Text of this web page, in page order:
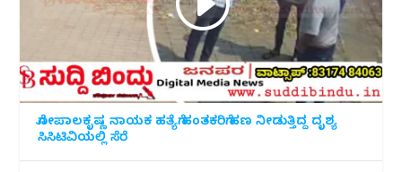
ಗೋಪಾಲಕೃಷ್ಣ ನಾಯಕ ಹತ್ಯೆಗೆ ಹಂತಕರಿಗೆ ಹಣ ನೀಡುತ್ತಿದ್ದ ದೃಶ್ಯ
ಸಿಸಿಟಿವಿಯಲ್ಲಿ ಸೆರೆ